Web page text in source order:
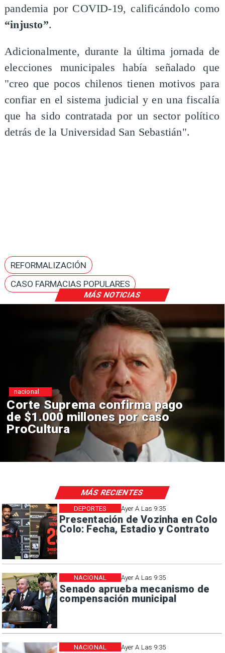
MÁS NOTICIAS
pandemia por COVID-19, calificándolo como
“injusto”.
Adicionalmente, durante la última jornada de
elecciones municipales había señalado que
"creo que pocos chilenos tienen motivos para
confiar en el sistema judicial y en una fiscalía
que ha sido contratada por un sector político
detrás de la Universidad San Sebastián".
REFORMALIZACIÓN
CASO FARMACIAS POPULARES
Corte Suprema confirma pago
de $1.000 millones por caso
ProCultura
nacional
Ayer A Las 9:35
Presentación de Vozinha en Colo
Colo: Fecha, Estadio y Contrato
DEPORTES
Ayer A Las 9:35
Senado aprueba mecanismo de
compensación municipal
NACIONAL
Ayer A Las 9:35
NACIONAL
MÁS RECIENTES